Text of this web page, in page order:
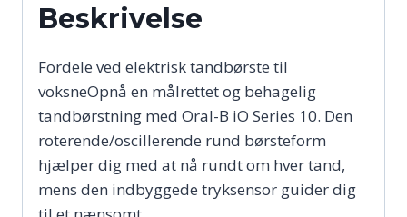
Beskrivelse
Fordele ved elektrisk tandbørste til
voksneOpnå en målrettet og behagelig
tandbørstning med Oral-B iO Series 10. Den
roterende/oscillerende rund børsteform
hjælper dig med at nå rundt om hver tand,
mens den indbyggede tryksensor guider dig